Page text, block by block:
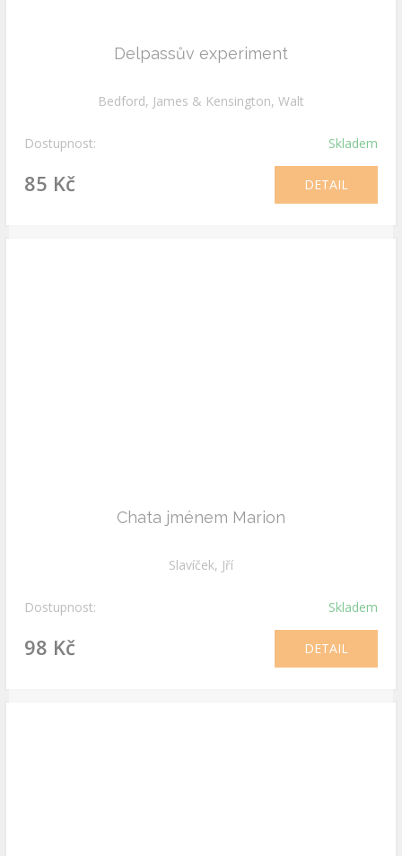
Delpassův experiment
Bedford, James & Kensington, Walt
Dostupnost: Skladem
85 Kč DETAIL
Chata jménem Marion
Slavíček, Jří
Dostupnost: Skladem
98 Kč DETAIL